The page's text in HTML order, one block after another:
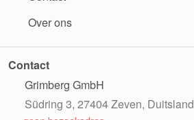
Over ons
Contact
Grimberg GmbH
Südring 3, 27404 Zeven, Duitsland